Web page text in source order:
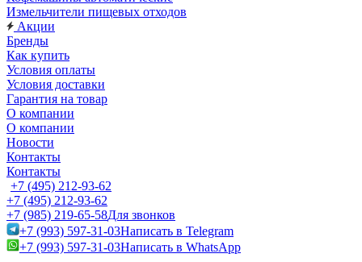
Измельчители пищевых отходов
Акции
Бренды
Как купить
Условия оплаты
Условия доставки
Гарантия на товар
О компании
О компании
Новости
Контакты
Контакты
+7 (495) 212-93-62
+7 (495) 212-93-62
+7 (985) 219-65-58Для звонков
+7 (993) 597-31-03Написать в Telegram
+7 (993) 597-31-03Написать в WhatsApp